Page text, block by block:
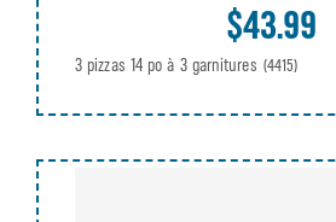
$43.99
3 pizzas 14 po à 3 garnitures (4415)